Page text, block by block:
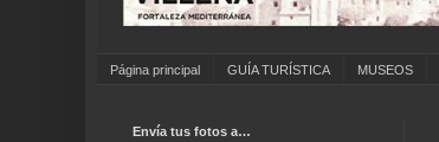
Página principal GUÍA TURÍSTICA MUSEOS
Envía tus fotos a…